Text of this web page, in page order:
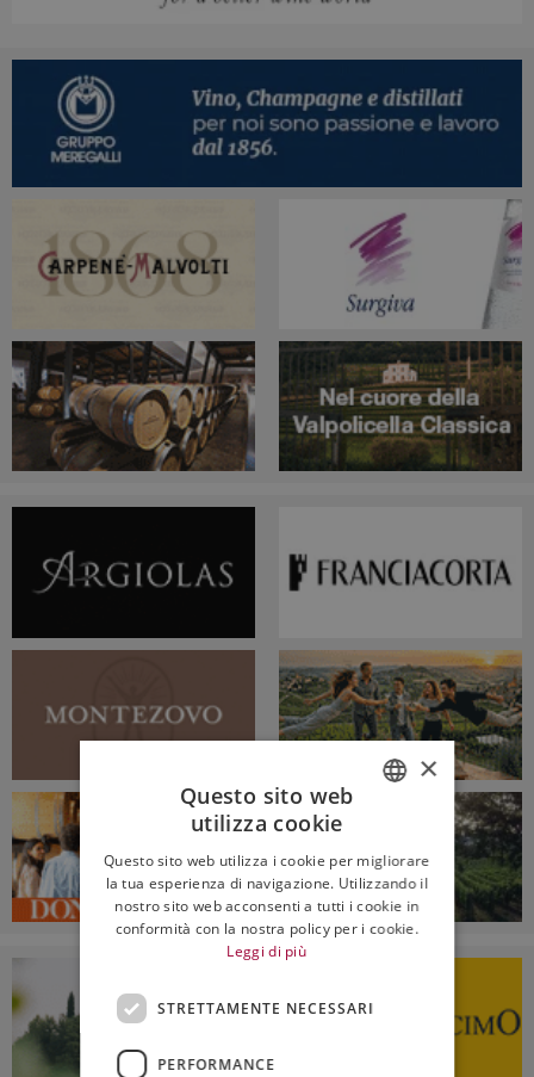
ENGLISH
×
Questo sito web
utilizza cookie
Questo sito web utilizza i cookie per migliorare
la tua esperienza di navigazione. Utilizzando il
nostro sito web acconsenti a tutti i cookie in
conformità con la nostra policy per i cookie.
Leggi di più
STRETTAMENTE NECESSARI
PERFORMANCE